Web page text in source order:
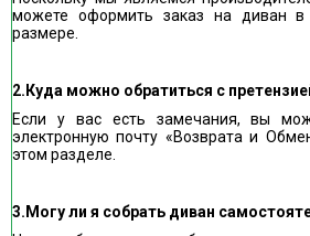
можете оформить заказ на диван
размере.
2.Куда можно обратиться с
Если у вас есть замечания, вы
электронную почту «Возврата и
этом разделе.
3.Могу ли я собрать диван